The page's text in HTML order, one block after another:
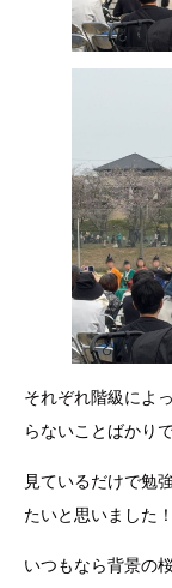
それぞれ階級によ
らないことばかり
見ているだけで勉
たいと思いました！
いつもなら背景の